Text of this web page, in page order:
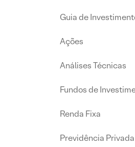
Guia de
Ações
Análises Técnicas
Fundos de
Renda Fixa
Previdência Privada